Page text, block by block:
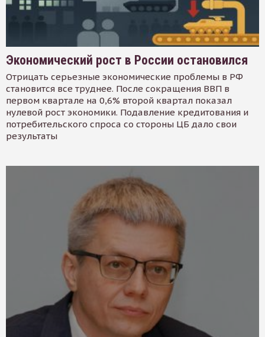
Экономический рост в России остановился
Отрицать серьезные экономические проблемы в РФ
становится все труднее. После сокращения ВВП в
первом квартале на 0,6% второй квартал показал
нулевой рост экономики. Подавление кредитования и
потребительского спроса со стороны ЦБ дало свои
результаты